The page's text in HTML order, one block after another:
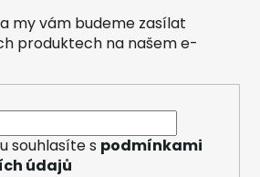
my vám budeme zasílat
produktech na našem e-
souhlasíte s podmínkami
údajů